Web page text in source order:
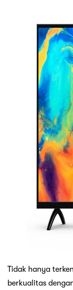
Tidak hanya
berkualitas